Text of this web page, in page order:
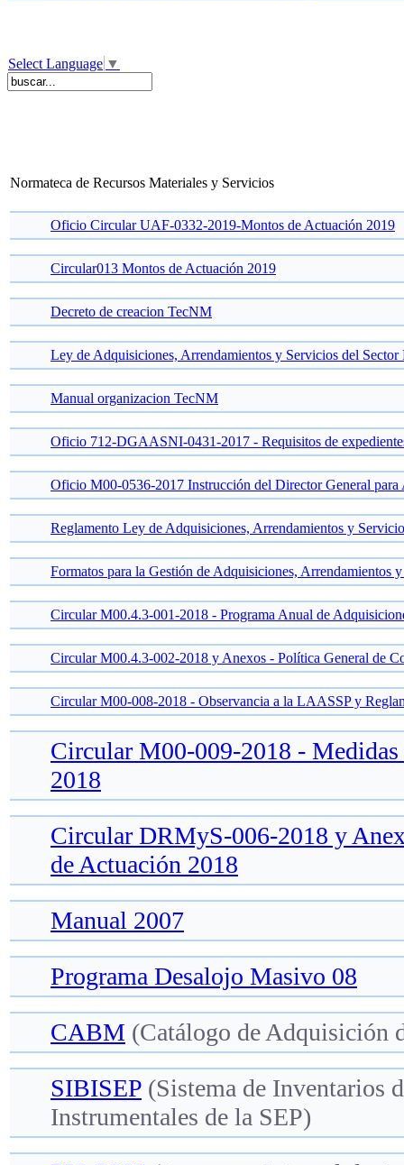
Select Language ▼
Normateca de Recursos Materiales y Servicios
Oficio Circular UAF-0332-2019-Montos de Actuación 2019
Circular013 Montos de Actuación 2019
Decreto de creacion TecNM
Ley de Adquisiciones, Arrendamientos y Servicios del
Manual organizacion TecNM
Oficio 712-DGAASNI-0431-2017 - Requisitos de
Oficio M00-0536-2017 Instrucción del Director General para
Reglamento Ley de Adquisiciones, Arrendamientos y
Formatos para la Gestión de Adquisiciones, Arrendamientos
Circular M00.4.3-001-2018 - Programa Anual de
Circular M00.4.3-002-2018 y Anexos - Política General de
Circular M00-008-2018 - Observancia a la LAASSP y
Circular M00-009-2018 - Medidas
2018
Circular DRMyS-006-2018 y
de Actuación 2018
Manual 2007
Programa Desalojo Masivo 08
CABM (Catálogo de Adquisición
SIBISEP (Sistema de Inventarios
Instrumentales de la SEP)